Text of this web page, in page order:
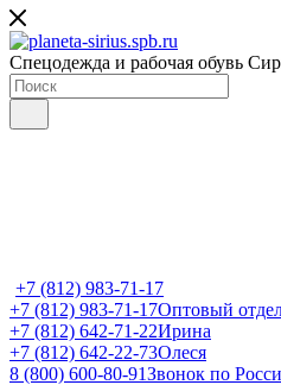
Спецодежда и рабочая обувь
+7 (812) 983-71-17
+7 (812) 983-71-17Оптовый
+7 (812) 642-71-22Ирина
+7 (812) 642-22-73Олеся
8 (800) 600-80-91Звонок по